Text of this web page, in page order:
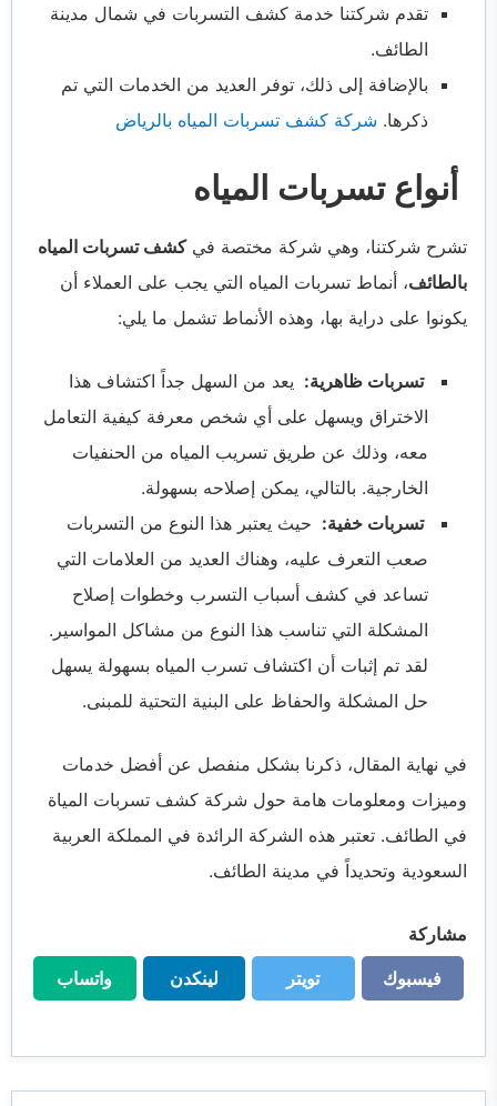
تقدم شركتنا خدمة كشف التسربات في شمال مدينة
الطائف.
بالإضافة إلى ذلك، توفر العديد من الخدمات التي تم
ذكرها. شركة كشف تسربات المياه بالرياض
أنواع تسربات المياه
تشرح شركتنا، وهي شركة مختصة فيكشف تسربات المياه
بالطائف، أنماط تسربات المياه التي يجب على العملاء أن
يكونوا على دراية بها، وهذه الأنماط تشمل ما يلي:
تسربات ظاهرية: يعد من السهل جداً اكتشاف هذا
الاختراق ويسهل على أي شخص معرفة كيفية التعامل
معه، وذلك عن طريق تسريب المياه من الحنفيات
الخارجية. بالتالي، يمكن إصلاحه بسهولة.
تسربات خفية: حيث يعتبر هذا النوع من التسربات
صعب التعرف عليه، وهناك العديد من العلامات التي
تساعد في كشف أسباب التسرب وخطوات إصلاح
المشكلة التي تناسب هذا النوع من مشاكل المواسير.
لقد تم إثبات أن اكتشاف تسرب المياه بسهولة يسهل
حل المشكلة والحفاظ على البنية التحتية للمبنى.
في نهاية المقال، ذكرنا بشكل منفصل عن أفضل خدمات
وميزات ومعلومات هامة حول شركة كشف تسربات المياة
في الطائف. تعتبر هذه الشركة الرائدة في المملكة العربية
السعودية وتحديداً في مدينة الطائف.
مشاركة
فيسبوك
فيسبوك
تويتر
تويتر
لينكدن
لينكدن
واتساب
واتساب